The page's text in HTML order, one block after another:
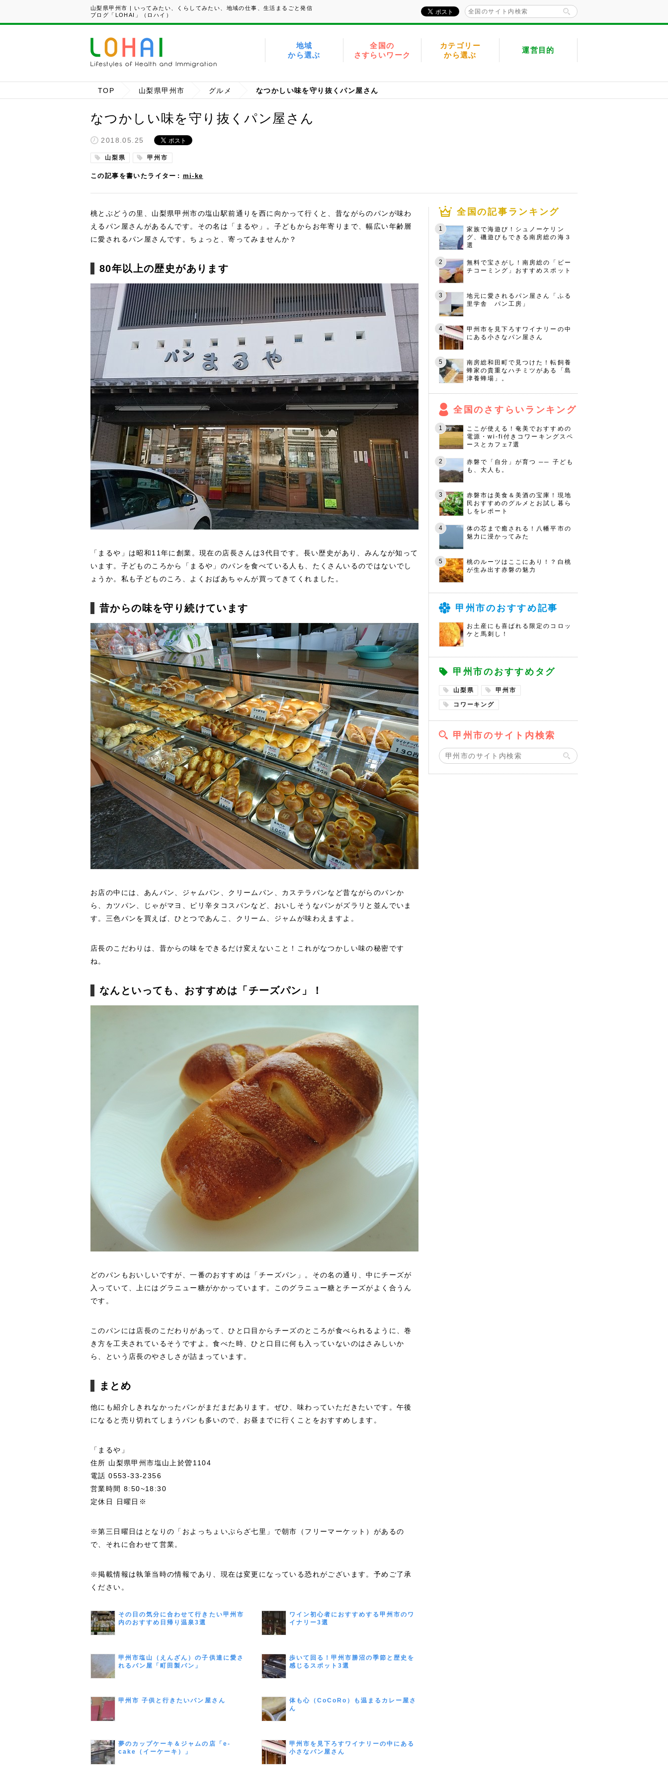
山梨県甲州市 | いってみたい、くらしてみたい、地域の仕事、生活まるごと発信
ブログ「LOHAI」（ロハイ）
地域
から選ぶ
全国の
さすらいワーク
カテゴリー
から選ぶ
運営目的
TOP 山梨県甲州市 グルメ なつかしい味を守り抜くパン屋さん
なつかしい味を守り抜くパン屋さん
2018.05.25
山梨県 甲州市
この記事を書いたライター mi-ke
桃とぶどうの里、山梨県甲州市の塩山駅前通りを西に向かって行くと、昔ながらのパンが味わ
えるパン屋さんがあるんです。その名は「まるや」。子どもからお年寄りまで、幅広い年齢層
に愛されるパン屋さんです。ちょっと、寄ってみませんか？
80年以上の歴史があります
「まるや」は昭和11年に創業。現在の店長さんは3代目です。長い歴史があり、みんなが知って
います。子どものころから「まるや」のパンを食べている人も、たくさんいるのではないでし
ょうか。私も子どものころ、よくおばあちゃんが買ってきてくれました。
昔からの味を守り続けています
お店の中には、あんパン、ジャムパン、クリームパン、カステラパンなど昔ながらのパンか
ら、カツパン、じゃがマヨ、ピリ辛タコスパンなど、おいしそうなパンがズラリと並んでいま
す。三色パンを買えば、ひとつであんこ、クリーム、ジャムが味わえますよ。
店長のこだわりは、昔からの味をできるだけ変えないこと！これがなつかしい味の秘密です
ね。
なんといっても、おすすめは「チーズパン」！
どのパンもおいしいですが、一番のおすすめは「チーズパン」。その名の通り、中にチーズが
入っていて、上にはグラニュー糖がかかっています。このグラニュー糖とチーズがよく合うん
です。
このパンには店長のこだわりがあって、ひと口目からチーズのところが食べられるように、巻
き方を工夫されているそうですよ。食べた時、ひと口目に何も入っていないのはさみしいか
ら、という店長のやさしさが詰まっています。
まとめ
他にも紹介しきれなかったパンがまだまだあります。ぜひ、味わっていただきたいです。午後
になると売り切れてしまうパンも多いので、お昼までに行くことをおすすめします。
「まるや」
住所 山梨県甲州市塩山上於曽1104
電話 0553-33-2356
営業時間 8:50~18:30
定休日 日曜日※
※第三日曜日はとなりの「およっちょいぷらざ七里」で朝市（フリーマーケット）があるの
で、それに合わせて営業。
※掲載情報は執筆当時の情報であり、現在は変更になっている恐れがございます。予めご了承
ください。
その日の気分に合わせて行きたい甲州市
内のおすすめ日帰り温泉3選
ワイン初心者におすすめする甲州市のワ
イナリー3選
甲州市塩山（えんざん）の子供達に愛さ
れるパン屋「町田製パン」
歩いて回る！甲州市勝沼の季節と歴史を
感じるスポット3選
甲州市 子供と行きたいパン屋さん
体も心（CoCoRo）も温まるカレー屋さ
ん
夢のカップケーキ＆ジャムの店「e-
cake（イーケーキ）」
甲州市を見下ろすワイナリーの中にある
小さなパン屋さん
全国の記事ランキング
家族で海遊び！シュノーケリン
グ、磯遊びもできる南房総の海３
選
無料で宝さがし！南房総の「ビー
チコーミング」おすすめスポット
地元に愛されるパン屋さん「ふる
里学舎 パン工房」
甲州市を見下ろすワイナリーの中
にある小さなパン屋さん
南房総和田町で見つけた！転飼養
蜂家の貴重なハチミツがある「島
津養蜂場」。
全国のさすらいランキング
ここが使える！奄美でおすすめの
電源・wi-fi付きコワーキングスペ
ースとカフェ7選
赤磐で「自分」が育つ ── 子ども
も、大人も。
赤磐市は美食＆美酒の宝庫！現地
民おすすめのグルメとお試し暮ら
しをレポート
体の芯まで癒される！八幡平市の
魅力に浸かってみた
桃のルーツはここにあり！？白桃
が生み出す赤磐の魅力
甲州市のおすすめ記事
お土産にも喜ばれる限定のコロッ
ケと馬刺し！
甲州市のおすすめタグ
山梨県 甲州市
コワーキング
甲州市のサイト内検索